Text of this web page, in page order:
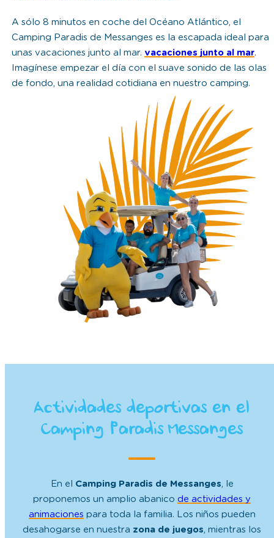
A sólo 8 minutos en coche del Océano Atlántico, el
Camping Paradis de Messanges es la escapada ideal para
unas vacaciones junto al mar. vacaciones junto al mar.
Imagínese empezar el día con el suave sonido de las olas
de fondo, una realidad cotidiana en nuestro camping.
Actividades deportivas en el
Camping Paradis Messanges
En el Camping Paradis de Messanges, le
proponemos un amplio abanico de actividades y
animaciones para toda la familia. Los niños pueden
desahogarse en nuestra zona de juegos, mientras los